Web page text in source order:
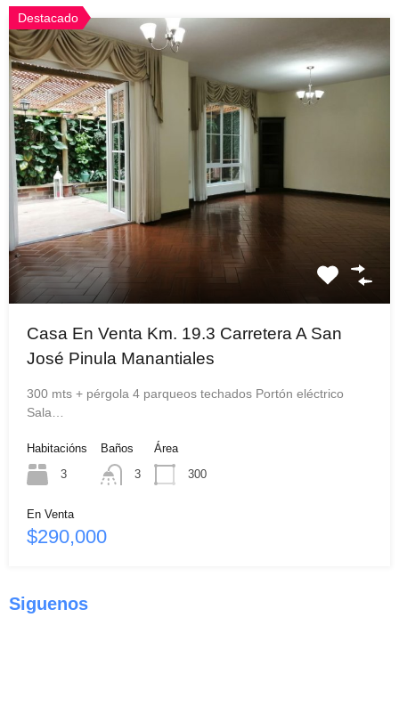
Destacado
Casa En Venta Km. 19.3 Carretera A San
José Pinula Manantiales
300 mts + pérgola 4 parqueos techados Portón eléctrico
Sala…
Habitacións
3
Baños
3
Área
300
En Venta
$290,000
Siguenos